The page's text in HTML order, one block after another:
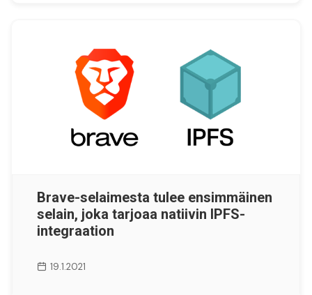
Brave-selaimesta tulee ensimmäinen
selain, joka tarjoaa natiivin IPFS-
integraation
19.1.2021